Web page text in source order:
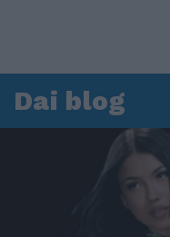
Dai blog